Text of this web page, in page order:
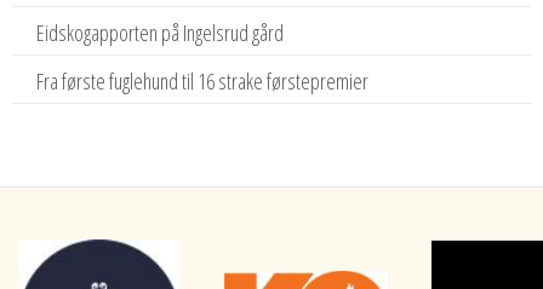
Eidskogapporten på Ingelsrud gård
Fra første fuglehund til 16 strake førstepremier